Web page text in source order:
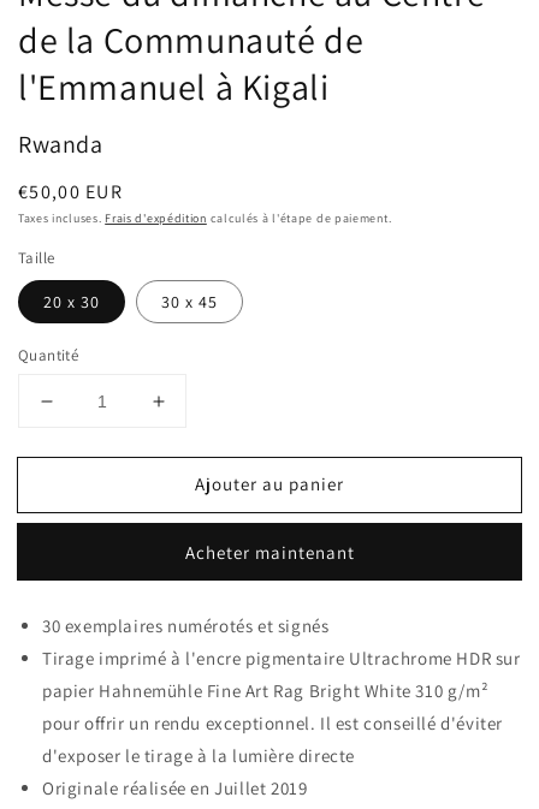
de la Communauté de
l'Emmanuel à Kigali
Rwanda
Prix
habituel
€50,00 EUR
Taxes incluses. Frais d'expédition calculés à l'étape de paiement.
Taille
20 x 30 30 x 45
Quantité
Réduire
quantité
Messe
au
de
la
Communauté
de
l&#39;Emmanuel
à
Kigali
Augmenter
quantité
Messe
dimanche
au
Centre
de
la
Communauté
de
l&#39;Emmanuel
à
Kigali
Ajouter au panier
Acheter maintenant
30 exemplaires numérotés et signés
Tirage imprimé à l'encre pigmentaire Ultrachrome HDR sur
papier Hahnemühle Fine Art Rag Bright White 310 g/m²
pour offrir un rendu exceptionnel. Il est conseillé d'éviter
d'exposer le tirage à la lumière directe
Originale réalisée en Juillet 2019